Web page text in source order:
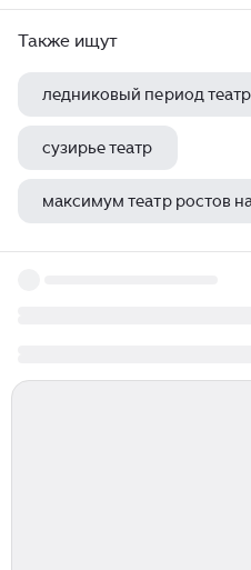
Также ищут
ледниковый период театр
сузирье театр
максимум театр ростов